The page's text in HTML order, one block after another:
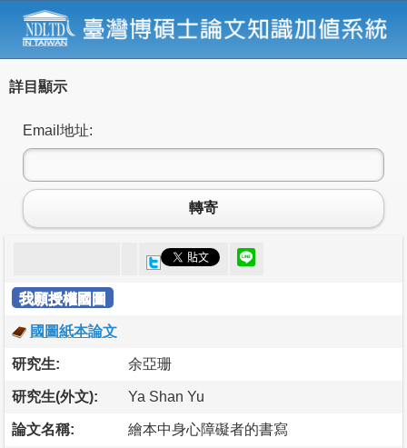
詳目顯示
Email地址:
轉寄
我願授權國圖
國圖紙本論文
研究生: 余亞珊
研究生(外文): Ya Shan Yu
論文名稱: 繪本中身心障礙者的書寫